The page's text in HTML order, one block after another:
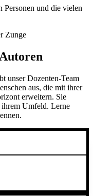
Personen und die vielen
unser Dozenten-Team
aus, die mit ihrer
erweitern. Sie
ihrem Umfeld. Lerne